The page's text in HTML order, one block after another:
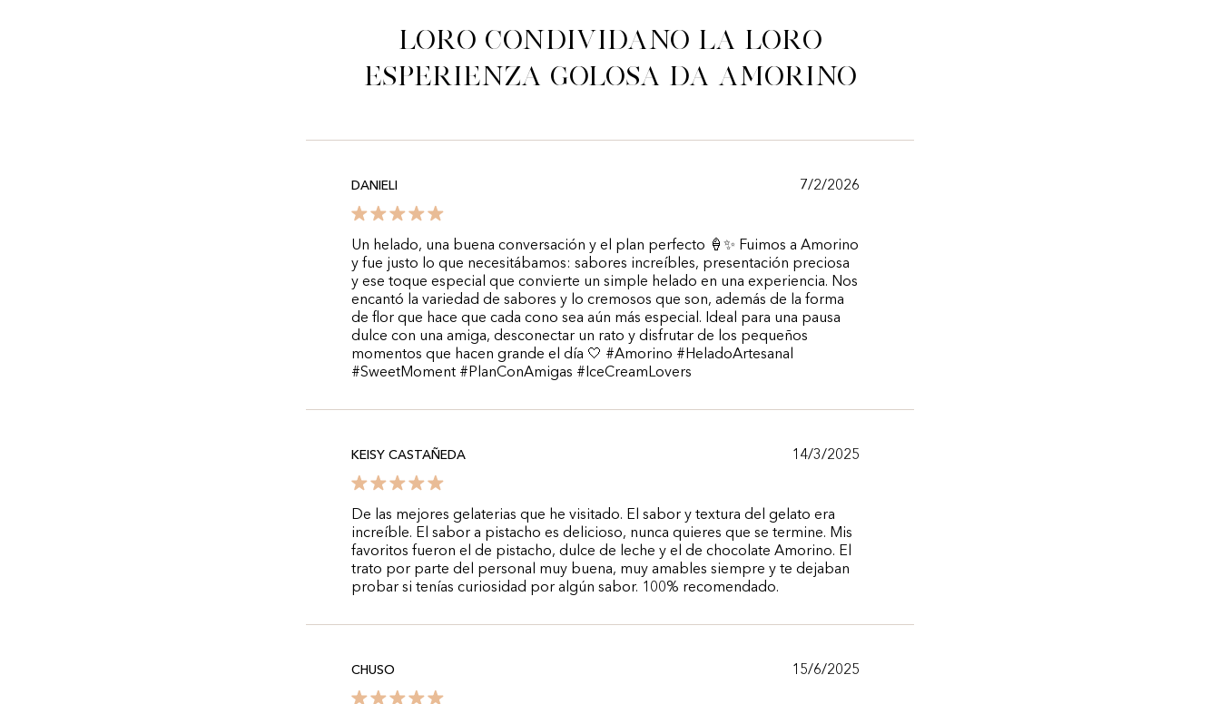
Loro condividano la loro
esperienza golosa da Amorino
DANIELI 7/2/2026
Un helado, una buena conversación y el plan perfecto 🍦✨ Fuimos a Amorino
y fue justo lo que necesitábamos: sabores increíbles, presentación preciosa
y ese toque especial que convierte un simple helado en una experiencia. Nos
encantó la variedad de sabores y lo cremosos que son, además de la forma
de flor que hace que cada cono sea aún más especial. Ideal para una pausa
dulce con una amiga, desconectar un rato y disfrutar de los pequeños
momentos que hacen grande el día 🤍 #Amorino #HeladoArtesanal
#SweetMoment #PlanConAmigas #IceCreamLovers
KEISY CASTAÑEDA 14/3/2025
De las mejores gelaterias que he visitado. El sabor y textura del gelato era
increíble. El sabor a pistacho es delicioso, nunca quieres que se termine. Mis
favoritos fueron el de pistacho, dulce de leche y el de chocolate Amorino. El
trato por parte del personal muy buena, muy amables siempre y te dejaban
probar si tenías curiosidad por algún sabor. 100% recomendado.
CHUSO 15/6/2025